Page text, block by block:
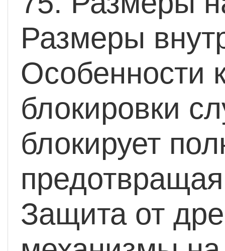
Размеры
Особенности
блокировки
блокирует
Защита от